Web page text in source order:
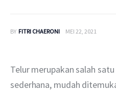
Berita
BY FITRI CHAERONI MEI 22, 2021
Telur merupakan salah
sederhana, mudah